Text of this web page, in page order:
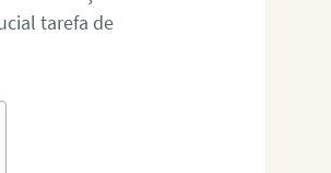
tarefa de